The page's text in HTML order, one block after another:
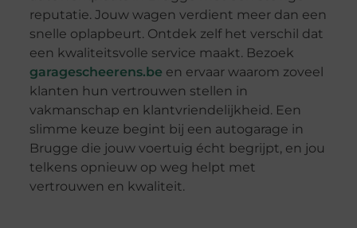
reputatie. Jouw wagen verdient meer dan een
snelle oplapbeurt. Ontdek zelf het verschil dat
een kwaliteitsvolle service maakt. Bezoek
garagescheerens.be en ervaar waarom zoveel
klanten hun vertrouwen stellen in
vakmanschap en klantvriendelijkheid. Een
slimme keuze begint bij een autogarage in
Brugge die jouw voertuig écht begrijpt, en jou
telkens opnieuw op weg helpt met
vertrouwen en kwaliteit.